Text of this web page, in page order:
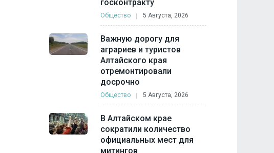
госконтракту
Общество 5 Августа, 2026
Важную дорогу для
аграриев и туристов
Алтайского края
отремонтировали
досрочно
Общество 5 Августа, 2026
В Алтайском крае
сократили количество
официальных мест для
митингов